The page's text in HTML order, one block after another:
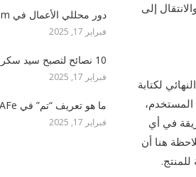
إلى
لكتابة
في أي
هنا أن
دور محللي الأعمال في Agile Scrum [محدث]
فبراير 17, 2025
10 نصائح لتصبح سيد سكروم أفضل | بقلم نافين سينغ
فبراير 17, 2025
ما هو تعريف “تم” في SAFe؟
فبراير 17, 2025